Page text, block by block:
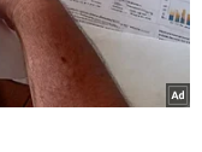
đình
#xã hội
#Vietnam